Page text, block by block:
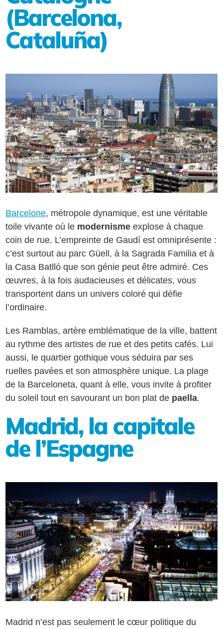
(Barcelona,
Cataluña)
Barcelone, métropole dynamique, est une véritable
toile vivante où le modernisme explose à chaque
coin de rue. L’empreinte de Gaudí est omniprésente :
c’est surtout au parc Güell, à la Sagrada Familia et à
la Casa Batlló que son génie peut être admiré. Ces
œuvres, à la fois audacieuses et délicates, vous
transportent dans un univers coloré qui défie
l’ordinaire.
Les Ramblas, artère emblématique de la ville, battent
au rythme des artistes de rue et des petits cafés. Lui
aussi, le quartier gothique vous séduira par ses
ruelles pavées et son atmosphère unique. La plage
de la Barceloneta, quant à elle, vous invite à profiter
du soleil tout en savourant un bon plat de paella.
Madrid, la capitale
de l’Espagne
Madrid n’est pas seulement le cœur politique du